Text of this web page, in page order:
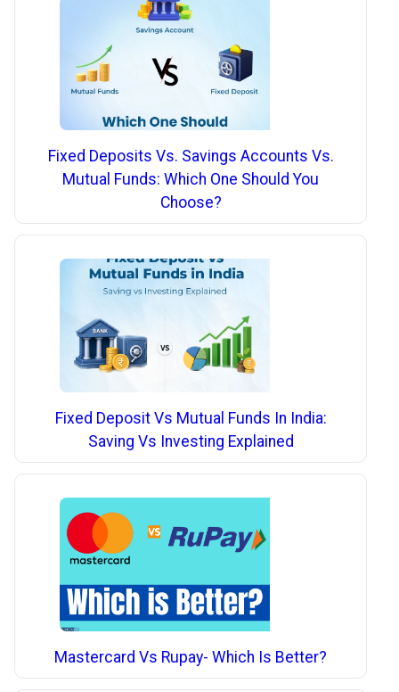
Fixed Deposits Vs. Savings Accounts Vs.
Mutual Funds: Which One Should You
Choose?
Fixed Deposit Vs Mutual Funds In India:
Saving Vs Investing Explained
Mastercard Vs Rupay- Which Is Better?